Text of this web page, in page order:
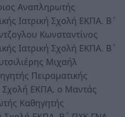
Αναπληρωτής
Ιατρική Σχολή ΕΚΠΑ. Β΄
Κωνσταντίνος
Ιατρική Σχολή ΕΚΠΑ. Β΄
Μιχαήλ
Πειραματικής
Σχολή ΕΚΠΑ, ο Μαντάς
Καθηγητής